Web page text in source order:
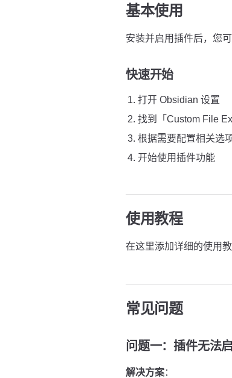
基本使用
安装并启用插件后，您
快速开始
打开 Obsidian 设置
找到「Custom File
根据需要配置相关选
开始使用插件功能
使用教程
在这里添加详细的使用
常见问题
问题一：插件无法启
解决方案：